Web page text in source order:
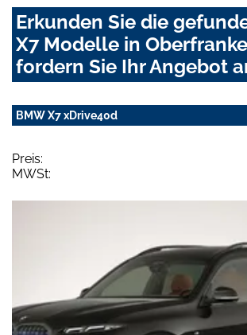
Erkunden Sie die
X7 Modelle in
fordern Sie Ihr Angebot
BMW X7 xDrive40d
Preis:
MWSt: